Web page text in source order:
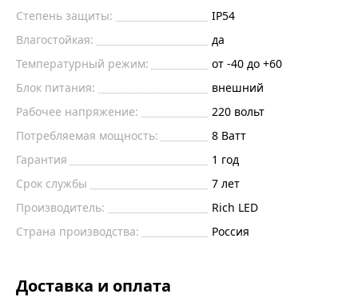
Степень защиты:
IP54
Влагостойкая:
да
Температурный режим:
от -40 до +60
Блок питания:
внешний
Рабочее напряжение:
220 вольт
Потребляемая мощность:
8 Ватт
Гарантия
1 год
Срок службы
7 лет
Производитель:
Rich LED
Страна производства:
Россия
Доставка и оплата